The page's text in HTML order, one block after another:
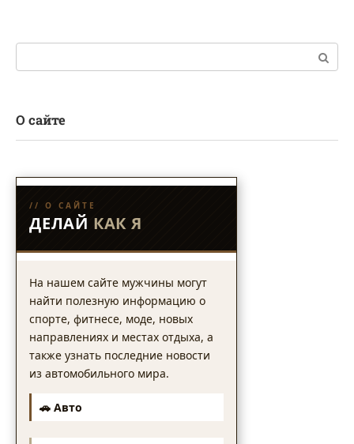
Поиск:
О сайте
// О САЙТЕ
ДЕЛАЙ КАК Я
На нашем сайте мужчины могут
найти полезную информацию о
спорте, фитнесе, моде, новых
направлениях и местах отдыха, а
также узнать последние новости
из автомобильного мира.
🚗 Авто